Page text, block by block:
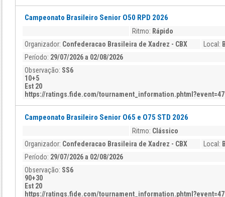
Campeonato Brasileiro Senior O50 RPD 2026
Ritmo: Rápido
Organizador: Confederacao Brasileira de Xadrez - CBX Local:
Período: 29/07/2026 a 02/08/2026
Observação: SS6
10+5
Est 20
https://ratings.fide.com/
Campeonato Brasileiro Senior O65 e O75 STD 2026
Ritmo: Clássico
Organizador: Confederacao Brasileira de Xadrez - CBX Local:
Período: 29/07/2026 a 02/08/2026
Observação: SS6
90+30
Est 20
https://ratings.fide.com/